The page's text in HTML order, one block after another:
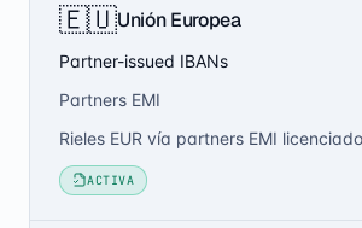
🇪🇺Unión Europea
Partner-issued IBANs
Partners EMI
Rieles EUR vía partners EMI
ACTIVA